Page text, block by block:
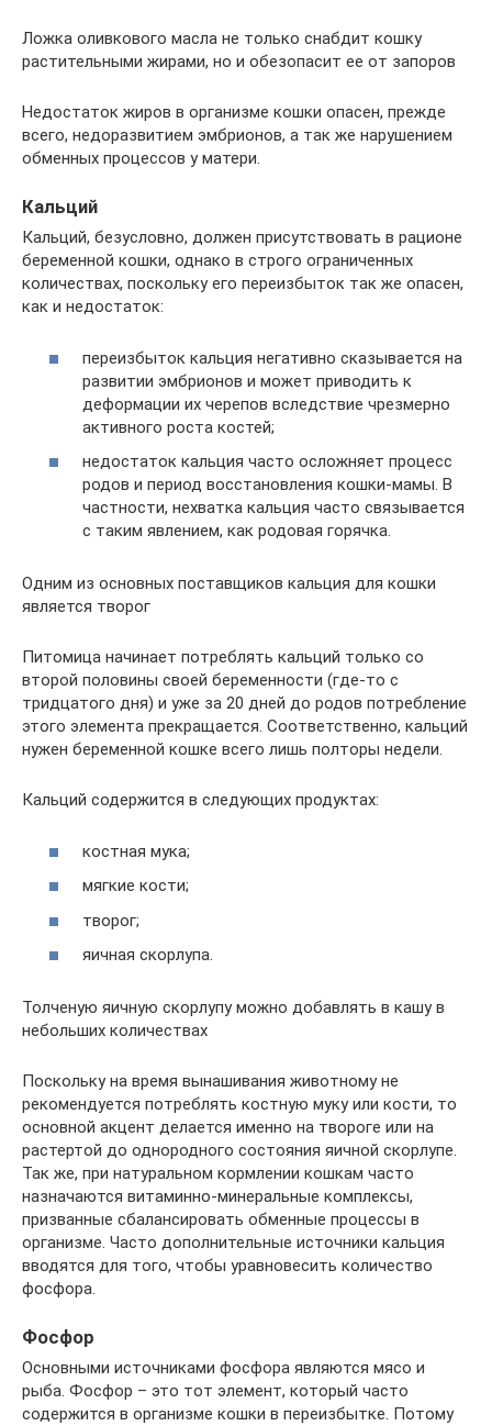
Ложка оливкового масла не только снабдит кошку
растительными жирами, но и обезопасит ее от запоров
Недостаток жиров в организме кошки опасен, прежде
всего, недоразвитием эмбрионов, а так же нарушением
обменных процессов у матери.
Кальций
Кальций, безусловно, должен присутствовать в рационе
беременной кошки, однако в строго ограниченных
количествах, поскольку его переизбыток так же опасен,
как и недостаток:
переизбыток кальция негативно сказывается на
развитии эмбрионов и может приводить к
деформации их черепов вследствие чрезмерно
активного роста костей;
недостаток кальция часто осложняет процесс
родов и период восстановления кошки-мамы. В
частности, нехватка кальция часто связывается
с таким явлением, как родовая горячка.
Одним из основных поставщиков кальция для кошки
является творог
Питомица начинает потреблять кальций только со
второй половины своей беременности (где-то с
тридцатого дня) и уже за 20 дней до родов потребление
этого элемента прекращается. Соответственно, кальций
нужен беременной кошке всего лишь полторы недели.
Кальций содержится в следующих продуктах:
костная мука;
мягкие кости;
творог;
яичная скорлупа.
Толченую яичную скорлупу можно добавлять в кашу в
небольших количествах
Поскольку на время вынашивания животному не
рекомендуется потреблять костную муку или кости, то
основной акцент делается именно на твороге или на
растертой до однородного состояния яичной скорлупе.
Так же, при натуральном кормлении кошкам часто
назначаются витаминно-минеральные комплексы,
призванные сбалансировать обменные процессы в
организме. Часто дополнительные источники кальция
вводятся для того, чтобы уравновесить количество
фосфора.
Фосфор
Основными источниками фосфора являются мясо и
рыба. Фосфор – это тот элемент, который часто
содержится в организме кошки в переизбытке. Потому